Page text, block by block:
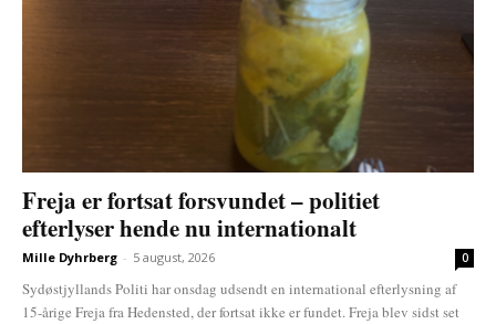
Freja er fortsat forsvundet – politiet
efterlyser hende nu internationalt
Mille Dyhrberg - 5 august, 2026 0
Sydøstjyllands Politi har onsdag udsendt en international efterlysning af
15-årige Freja fra Hedensted, der fortsat ikke er fundet. Freja blev sidst set